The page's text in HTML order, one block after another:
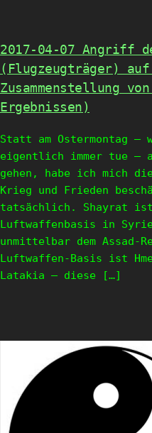
2017-04-07 Angriff
(Flugzeugträger)
Zusammenstellung
Ergebnissen)
Statt am Ostermontag –
eigentlich immer tue –
gehen, habe ich mich
Krieg und Frieden
tatsächlich. Shayrat
Luftwaffenbasis in
unmittelbar dem Assad-
Luftwaffen-Basis ist
Latakia – diese […]